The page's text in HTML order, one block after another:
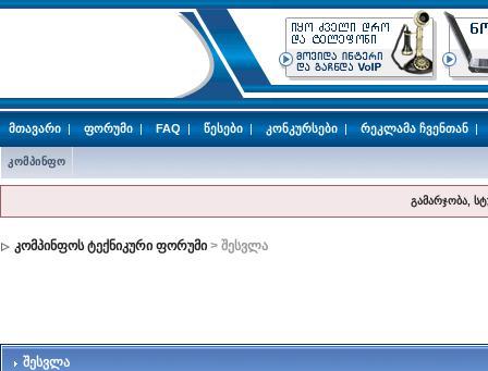
მთავარი| ფორუმი| FAQ| წესები| კონკურსები| რეკლამა ჩვენთან|
კომპინფო
გამარჯობა,
კომპინფოს ტექნიკური ფორუმი > შესვლა
შესვლა